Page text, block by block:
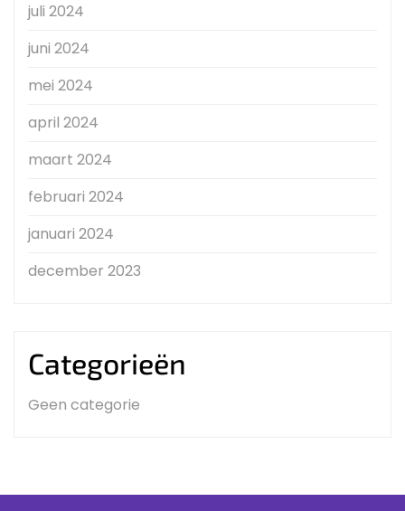
juli 2024
juni 2024
mei 2024
april 2024
maart 2024
februari 2024
januari 2024
december 2023
Categorieën
Geen categorie